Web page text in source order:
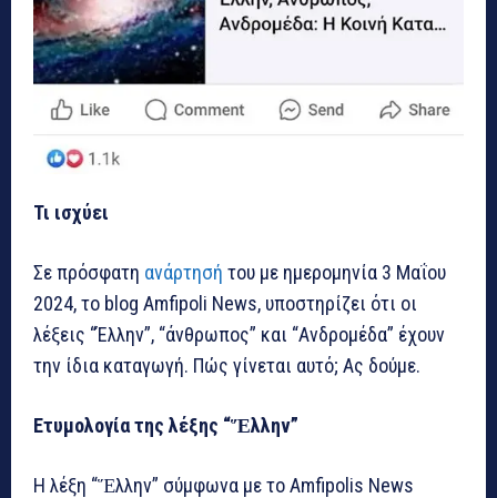
Τι ισχύει
Σε πρόσφατη ανάρτησή του με ημερομηνία 3 Μαΐου
2024, το blog Amfipoli News, υποστηρίζει ότι οι
λέξεις “Έλλην”, “άνθρωπος” και “Ανδρομέδα” έχουν
την ίδια καταγωγή. Πώς γίνεται αυτό; Ας δούμε.
Ετυμολογία της λέξης “Ἕλλην”
Η λέξη “Ἕλλην” σύμφωνα με το Amfipolis News